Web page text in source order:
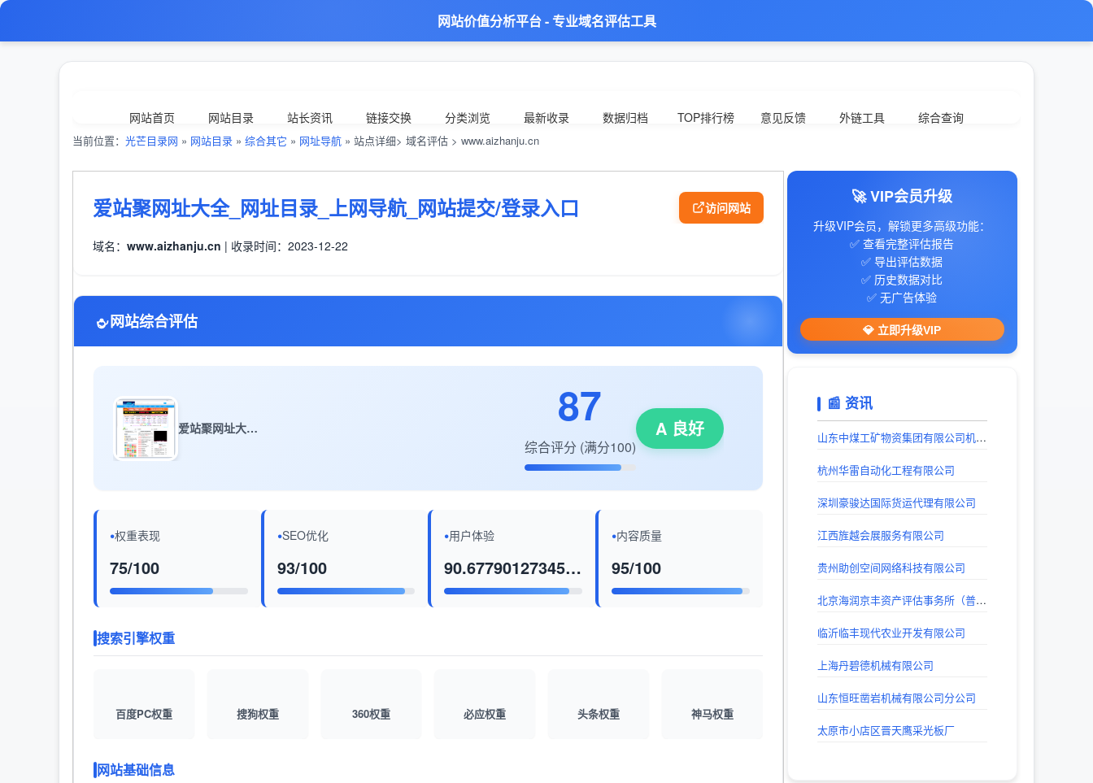
网站价值分析平台 - 专业域名评估工具
网站首页 网站目录 站长资讯 链接交换 分类浏览 最新收录 数据归档 TOP排行榜 意见反馈 外链工具 综合查询
当前位置： 光芒目录网 » 网站目录 » 综合其它 » 网址导航 » 站点详细> 域名评估 > www.aizhanju.cn
爱站聚网址大全_网址目录_上网导航_网站提交/登录入口 访问网站
域名： www.aizhanju.cn | 收录时间：2023-12-22
网站综合评估
爱站聚网址大全_网址目录_上网导航_网站提交/登录入口 87
综合评分 (满分100)
A 良好
权重表现
75/100
SEO优化
93/100
用户体验
90.67790127345543/100
内容质量
95/100
搜索引擎权重
百度PC权重 搜狗权重 360权重 必应权重 头条权重 神马权重
网站基础信息
🚀 VIP会员升级
升级VIP会员，解锁更多高级功能：
✅ 查看完整评估报告
✅ 导出评估数据
✅ 历史数据对比
✅ 无广告体验
💎 立即升级VIP
📰 资讯
山东中煤工矿物资集团有限公司机械电器制造分公司
杭州华雷自动化工程有限公司
深圳豪骏达国际货运代理有限公司
江西旌越会展服务有限公司
贵州助创空间网络科技有限公司
北京海润京丰资产评估事务所（普通合伙）
临沂临丰现代农业开发有限公司
上海丹碧德机械有限公司
山东恒旺凿岩机械有限公司分公司
太原市小店区晋天鹰采光板厂